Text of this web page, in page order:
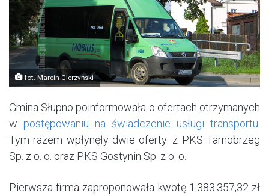
fot. Marcin Gierzyński
Gmina Słupno poinformowała o ofertach otrzymanych
w postępowaniu na świadczenie usługi transportu
Tym razem wpłynęły dwie oferty: z PKS Tarnobrzeg
Sp. z o. o. oraz PKS Gostynin Sp. z o. o.
Pierwsza firma zaproponowała kwotę 1.383.357,32 zł